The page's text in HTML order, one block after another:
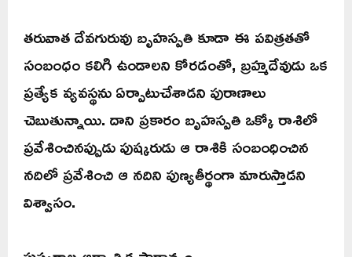
తరువాత దేవగురువు బృహస్పతి కూడా ఈ పవిత్రతతో
సంబంధం కలిగి ఉండాలని కోరడంతో, బ్రహ్మదేవుడు ఒక
ప్రత్యేక వ్యవస్థను ఏర్పాటుచేశాడని పురాణాలు
చెబుతున్నాయి. దాని ప్రకారం బృహస్పతి ఒక్కో రాశిలో
ప్రవేశించినప్పుడు పుష్కరుడు ఆ రాశికి సంబంధించిన
నదిలో ప్రవేశించి ఆ నదిని పుణ్యతీర్థంగా మారుస్తాడని
విశ్వాసం.